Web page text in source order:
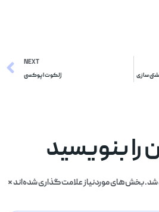
سازی
NEXT
ژلکوت اپوکسی
بنویسید
شد.بخش‌های موردنیاز علامت‌گذاری شده‌اند*